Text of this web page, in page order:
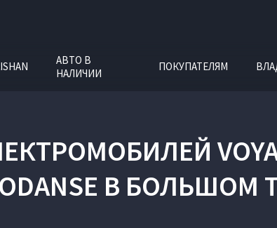
АВТО В
НАЛИЧИИ
ПОКУПАТЕЛЯМ
В БОЛЬШОМ